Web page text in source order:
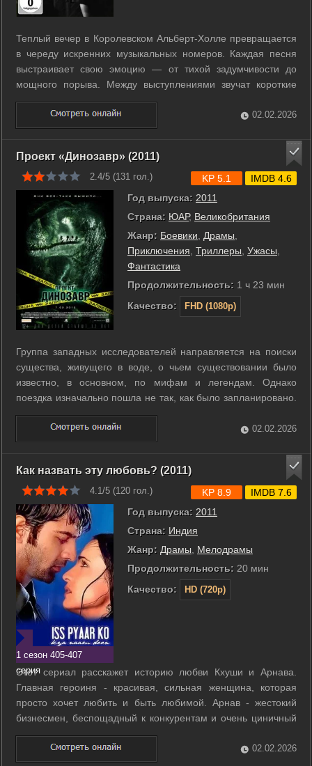
Теплый вечер в Королевском Альберт-Холле превращается
в череду искренних музыкальных номеров. Каждая песня
выстраивает свою эмоцию — от тихой задумчивости до
мощного порыва. Между выступлениями звучат короткие
рассказы о жизни и творчестве, которые связывают
композиции в цельный поток. Интонации и мелодии
постепенно раскрывают личные переживания. ...
02.02.2026
Проект «Динозавр» (2011)
2.4/5 (131 гол.)
Год выпуска: 2011
Страна: ЮАР, Великобритания
Жанр: Боевики Драмы
Приключения Триллеры Ужасы
Фантастика
Продолжительность: 1 ч 23 мин
Качество:
FHD (1080p)
KP 5.1 IMDB 4.6
Группа западных исследователей направляется на поиски
существа, живущего в воде, о чьем существовании было
известно, в основном, по мифам и легендам. Однако
поездка изначально пошла не так, как было запланировано.
Ряд неприятностей поставил группу на грань выживания в
самой гуще тропических джунглей. Помимо многочисленных
опасностей, которые здесь ...
02.02.2026
Как назвать эту любовь? (2011)
4.1/5 (120 гол.)
1 сезон 405-407
серия
Год выпуска: 2011
Страна: Индия
Жанр: Драмы
Мелодрамы
Продолжительность: 20 мин
Качество:
HD (720p)
KP 8.9 IMDB 7.6
Этот сериал расскажет историю любви Кхуши и Арнава.
Главная героиня - красивая, сильная женщина, которая
просто хочет любить и быть любимой. Арнав - жестокий
бизнесмен, беспощадный к конкурентам и очень циничный
человек. Только его сестра немного смягчает сердце
высокомерного Арнава. Судьбе было угодно, чтобы главные
герои встретились и между ними ...
02.02.2026